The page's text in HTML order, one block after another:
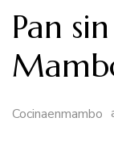
Pan
Cocinaenmambo